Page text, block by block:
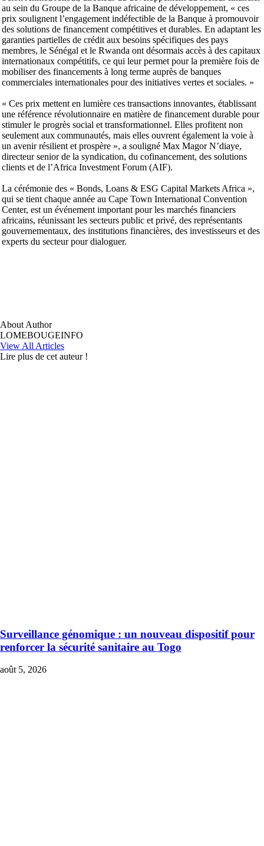
au sein du Groupe de la Banque africaine de développement, « ces
prix soulignent l’engagement indéfectible de la Banque à promouvoir
des solutions de financement compétitives et durables. En adaptant les
garanties partielles de crédit aux besoins spécifiques des pays
membres, le Sénégal et le Rwanda ont désormais accès à des capitaux
internationaux compétitifs, ce qui leur permet pour la première fois de
mobiliser des financements à long terme auprès de banques
commerciales internationales pour des initiatives vertes et sociales. »
« Ces prix mettent en lumière ces transactions innovantes, établissant
une référence révolutionnaire en matière de financement durable pour
stimuler le progrès social et transformationnel. Elles profitent non
seulement aux communautés, mais elles ouvrent également la voie à
un avenir résilient et prospère », a souligné Max Magor N’diaye,
directeur senior de la syndication, du cofinancement, des solutions
clients et de l’Africa Investment Forum (AIF).
La cérémonie des « Bonds, Loans & ESG Capital Markets Africa »,
qui se tient chaque année au Cape Town International Convention
Center, est un événement important pour les marchés financiers
africains, réunissant les secteurs public et privé, des représentants
gouvernementaux, des institutions financières, des investisseurs et des
experts du secteur pour dialoguer.
About Author
LOMEBOUGEINFO
View All Articles
Lire plus de cet auteur !
Surveillance génomique : un nouveau dispositif pour
renforcer la sécurité sanitaire au Togo
août 5, 2026